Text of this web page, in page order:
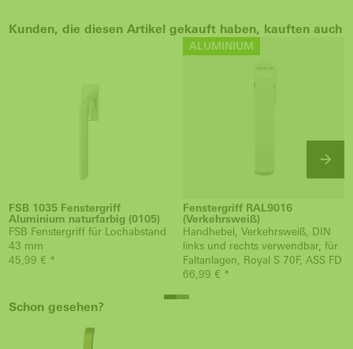
Kunden, die diesen Artikel gekauft haben, kauften auch
FSB 1035 Fenstergriff
Aluminium naturfarbig (0105)
FSB Fenstergriff für Lochabstand
43 mm
45,99 € *
ALUMINIUM
Fenstergriff RAL9016
(Verkehrsweiß)
Handhebel, Verkehrsweiß, DIN
links und rechts verwendbar, für
Faltanlagen, Royal S 70F, ASS FD
66,99 € *
Schon gesehen?